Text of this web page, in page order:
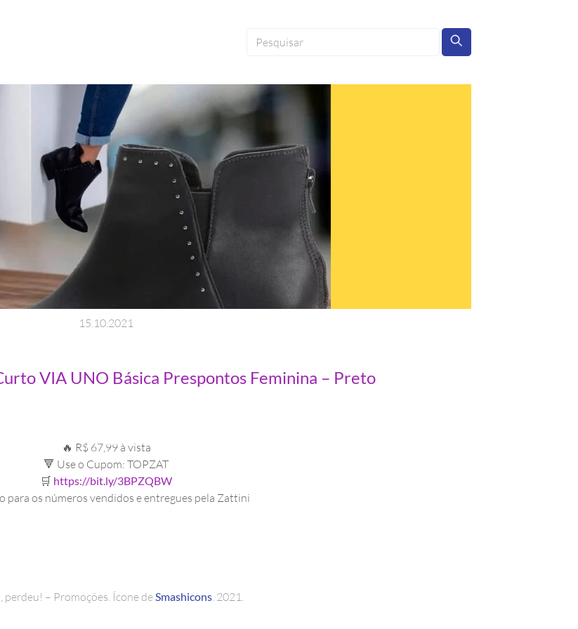
15.10.2021
VIA UNO Básica Prespontos Feminina – Preto
🔥 R$ 67,99 à vista
🔻 Use o Cupom: TOPZAT
🛒 https://bit.ly/3BPZQBW
para os números vendidos e entregues pela Zattini
perdeu! – Promoções. Ícone deSmashicons . 2021.